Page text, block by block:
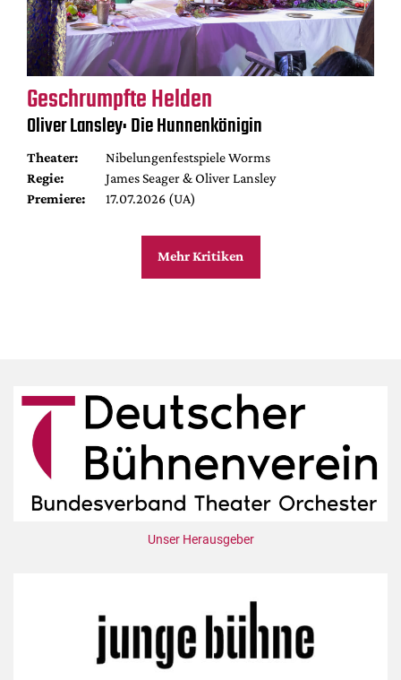
Geschrumpfte Helden
Oliver Lansley: Die Hunnenkönigin
Theater:
Nibelungenfestspiele Worms
Regie:
James Seager & Oliver Lansley
Premiere:
17.07.2026 (UA)
Mehr Kritiken
Unser Herausgeber